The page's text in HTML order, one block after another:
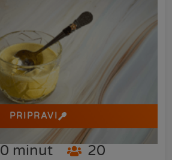
PRIPRAVI
minut
20